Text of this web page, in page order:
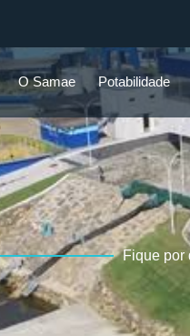
O Samae Potabilidade
Fique por